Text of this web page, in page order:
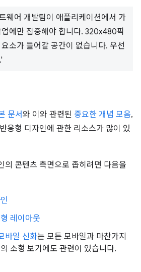
웨어 개발팀이 애플리케이션에서 가
에만 집중해야 합니다. 320x480픽
소가 들어갈 공간이 없습니다. 우선
문서와 이와 관련된 중요한 개념 모음,
응형 디자인에 관한 리소스가 많이 있
의 콘텐츠 측면으로 좁히려면 다음을
레이아웃
바일 신화는 모든 모바일과 마찬가지
소형 보기에도 관련이 있습니다.